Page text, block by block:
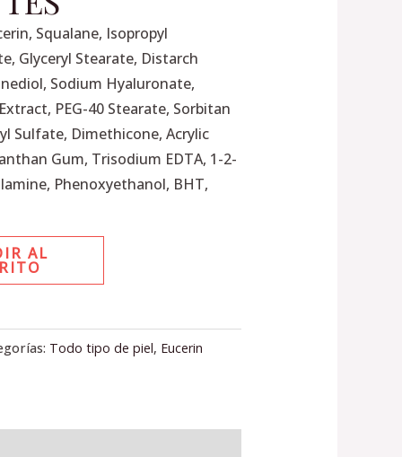
Squalane, Isopropyl
Glyceryl Stearate, Distarch
Sodium Hyaluronate,
PEG-40 Stearate, Sorbitan
Sulfate, Dimethicone, Acrylic
Gum, Trisodium EDTA, 1-2-
Phenoxyethanol, BHT,
AL
Todo tipo de piel, Eucerin